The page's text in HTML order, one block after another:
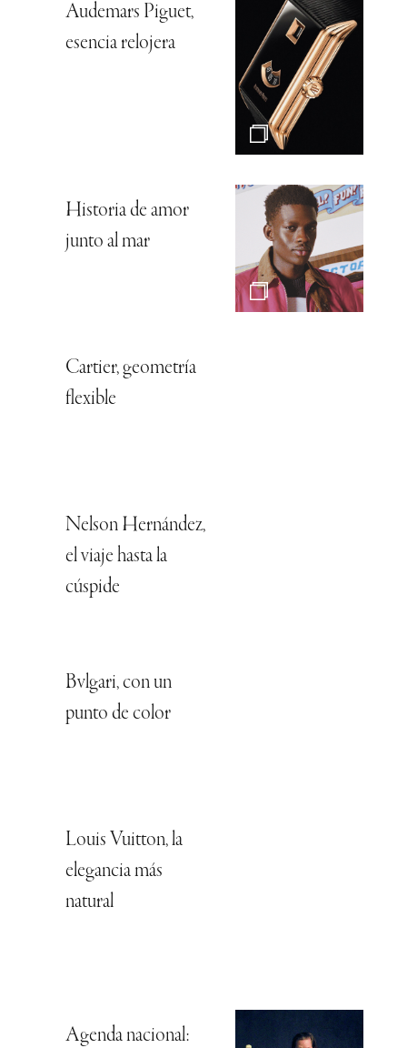
Audemars Piguet,
esencia relojera
Historia de amor
junto al mar
Cartier, geometría
flexible
Nelson Hernández,
el viaje hasta la
cúspide
Bvlgari, con un
punto de color
Louis Vuitton, la
elegancia más
natural
Agenda nacional: